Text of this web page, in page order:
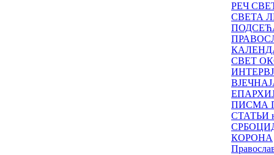
РЕЧ
СВЕТА
СВЕТ
ПИСМА
СТАТЬИ
КОРОНА